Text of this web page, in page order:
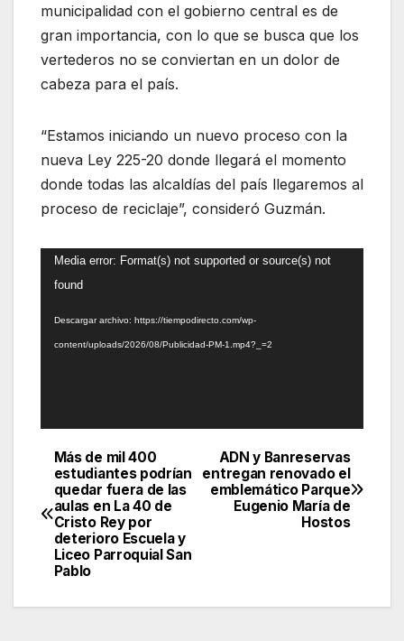
municipalidad con el gobierno central es de
gran importancia, con lo que se busca que los
vertederos no se conviertan en un dolor de
cabeza para el país.
“Estamos iniciando un nuevo proceso con la
nueva Ley 225-20 donde llegará el momento
donde todas las alcaldías del país llegaremos al
proceso de reciclaje”, consideró Guzmán.
Reproductor
de
Media error: Format(s) not supported or source(s) not
found
Descargar archivo: https://tiempodirecto.com/wp-
content/uploads/2026/08/Publicidad-PM-1.mp4?_=2
Navegación
de
entradas
ADN y Banreservas
entregan renovado el
emblemático Parque
Eugenio María de
Hostos
Más de mil 400
estudiantes podrían
quedar fuera de las
aulas en La 40 de
Cristo Rey por
deterioro Escuela y
Liceo Parroquial San
Pablo